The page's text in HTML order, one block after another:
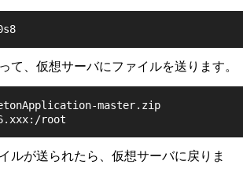
て、仮想サーバにファイルを送ります。
master.zip
root
ルが送られたら、仮想サーバに戻りま